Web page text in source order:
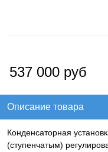
537 000 руб
Описание товара
Конденсаторная
(ступенчатым)